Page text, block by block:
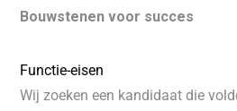
Bouwstenen voor succes
Functie-eisen
Wij zoeken een kandidaat die